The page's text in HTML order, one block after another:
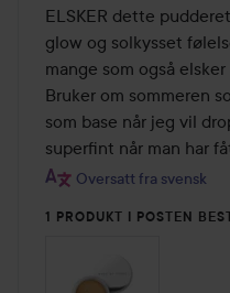
av
5
ELSKER dette
glow og solkysset
mange som også
Bruker om sommeren
som base når jeg vil
Oversatt fra svensk
1 PRODUKT I POSTEN